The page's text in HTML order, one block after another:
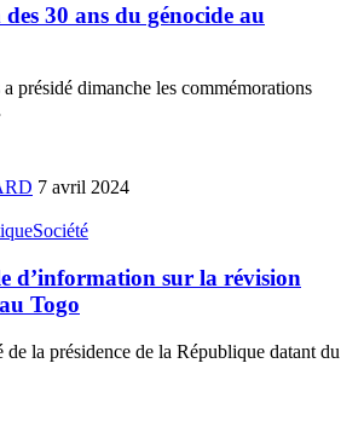
30 ans du génocide au
présidé dimanche les commémorations
7 avril 2024
Société
d’information sur la révision
Togo
la présidence de la République datant du